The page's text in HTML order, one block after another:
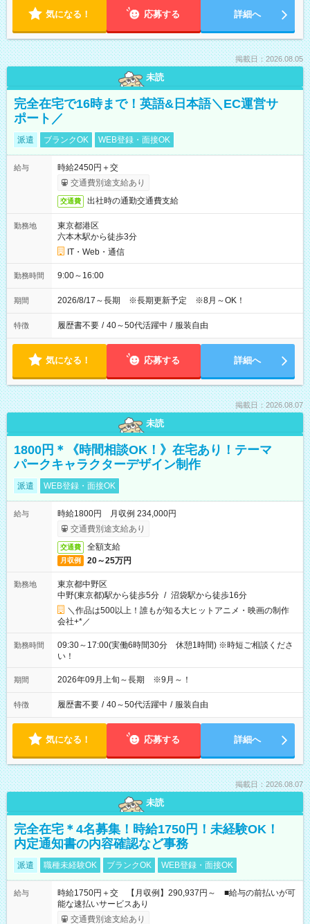
気になる！ 応募する 詳細へ
掲載日：2026.08.05
未読
完全在宅で16時まで！英語&日本語＼EC運営サ
ポート／
派遣 ブランクOK WEB登録・面接OK
給与
時給2450円＋交
交通費別途支給あり
交通費 出社時の通勤交通費支給
勤務地
東京都港区
六本木駅から徒歩3分
IT・Web・通信
勤務時間 9:00～16:00
期間 2026/8/17～長期 ※長期更新予定 ※8月～OK！
特徴 履歴書不要 / 40～50代活躍中 / 服装自由
気になる！ 応募する 詳細へ
掲載日：2026.08.07
未読
1800円＊《時間相談OK！》在宅あり！テーマ
パークキャラクターデザイン制作
派遣 WEB登録・面接OK
給与
時給1800円 月収例 234,000円
交通費別途支給あり
交通費 全額支給
月収例 20～25万円
勤務地
東京都中野区
中野(東京都)駅から徒歩5分 / 沼袋駅から徒歩16分
＼作品は500以上！誰もが知る大ヒットアニメ・映画の制作
会社+*／
勤務時間
09:30～17:00(実働6時間30分 休憩1時間) ※時短ご相談くださ
い！
期間 2026年09月上旬～長期 ※9月～！
特徴 履歴書不要 / 40～50代活躍中 / 服装自由
気になる！ 応募する 詳細へ
掲載日：2026.08.07
未読
完全在宅＊4名募集！時給1750円！未経験OK！
内定通知書の内容確認など事務
派遣 職種未経験OK ブランクOK WEB登録・面接OK
給与
時給1750円＋交 【月収例】290,937円～ ■給与の前払いが可
能な速払いサービスあり
交通費別途支給あり